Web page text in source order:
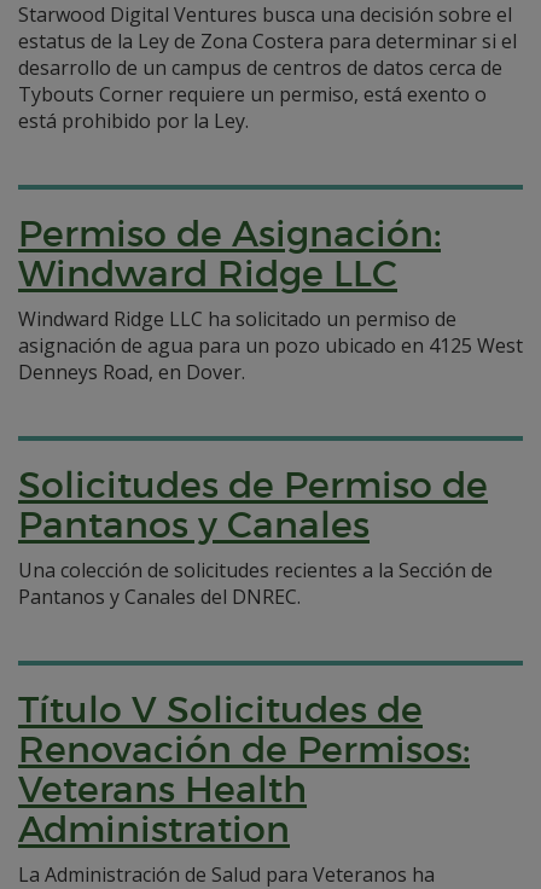
Starwood Digital Ventures busca una decisión sobre el
estatus de la Ley de Zona Costera para determinar si el
desarrollo de un campus de centros de datos cerca de
Tybouts Corner requiere un permiso, está exento o
está prohibido por la Ley.
Permiso de Asignación:
Windward Ridge LLC
Windward Ridge LLC ha solicitado un permiso de
asignación de agua para un pozo ubicado en 4125 West
Denneys Road, en Dover.
Solicitudes de Permiso de
Pantanos y Canales
Una colección de solicitudes recientes a la Sección de
Pantanos y Canales del DNREC.
Título V Solicitudes de
Renovación de Permisos:
Veterans Health
Administration
La Administración de Salud para Veteranos ha